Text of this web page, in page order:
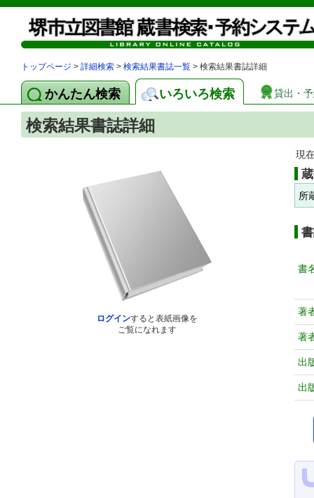
トップページ > 詳細検索 > 検索結果書誌一覧 > 検索結果書誌詳細
かんたん検索 いろいろ検索 貸出・
検索結果書誌詳細
ログインすると表紙画像を
ご覧になれます
現
所
書
著
著
出
出